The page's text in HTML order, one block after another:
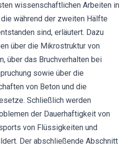
wissenschaftlichen Arbeiten in
während der zweiten Hälfte
sind, erläutert. Dazu
über die Mikrostruktur von
über das Bruchverhalten bei
sowie über die
von Beton und die
Schließlich werden
der Dauerhaftigkeit von
von Flüssigkeiten und
Der abschließende Abschnitt